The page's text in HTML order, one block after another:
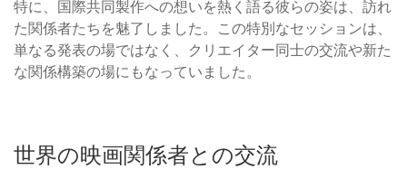
特に、国際共同製作への想いを熱く語る彼らの姿は、訪れ
た関係者たちを魅了しました。この特別なセッションは、
単なる発表の場ではなく、クリエイター同士の交流や新た
な関係構築の場にもなっていました。
世界の映画関係者との交流